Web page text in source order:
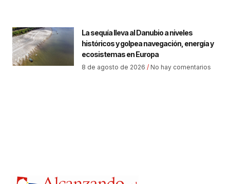
La sequía lleva al Danubio a niveles
históricos y golpea navegación, energía y
ecosistemas en Europa
8 de agosto de 2026 No hay comentarios